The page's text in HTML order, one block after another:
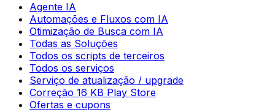
Agente IA
Automações e Fluxos com IA
Otimização de Busca com IA
Todas as Soluções
Todos os scripts de terceiros
Todos os serviços
Serviço de atualização / upgrade
Correção 16 KB Play Store
Ofertas e cupons